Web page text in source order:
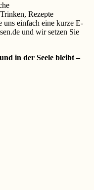
Rezepte
uns einfach eine kurze E-
und wir setzen Sie
in der Seele bleibt –